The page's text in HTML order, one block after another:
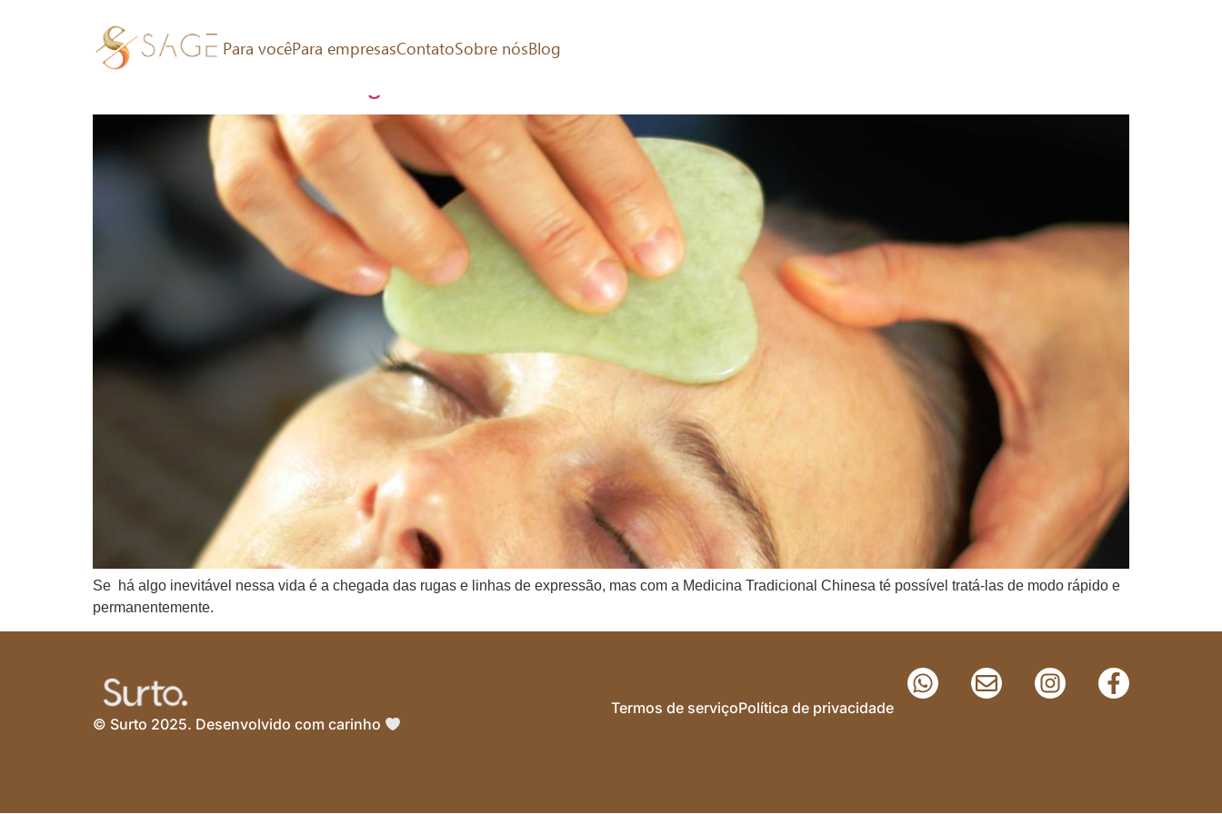
Para vocêPara empresasContatoSobre nósBlog
Tag: guasha
Se há algo inevitável nessa vida é a chegada das rugas e linhas de expressão, mas com a Medicina Tradicional Chinesa té possível tratá-las de modo rápido e
permanentemente.
© Surto 2025. Desenvolvido com carinho
Termos de serviçoPolítica de privacidade